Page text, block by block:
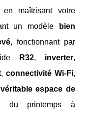
maîtrisant votre
un modèle
bien
, fonctionnant par
R32, inverter,
connectivité Wi‑Fi,
véritable espace de
du printemps à